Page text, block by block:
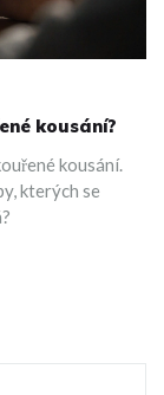
kousání?
kousání.
kterých se